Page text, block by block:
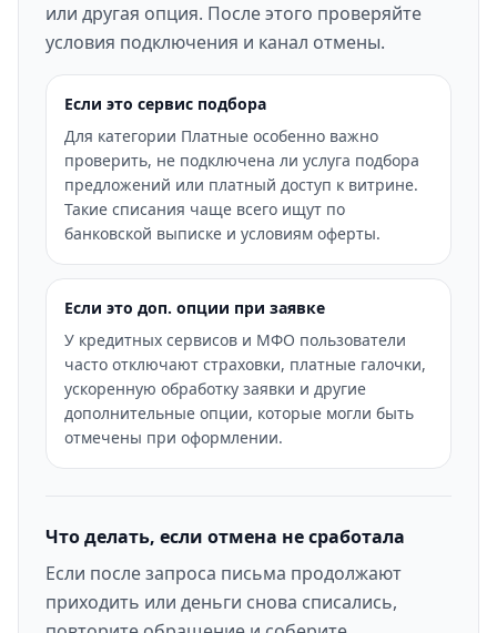
или другая опция. После этого проверяйте
условия подключения и канал отмены.
Если это сервис подбора
Для категории Платные особенно важно
проверить, не подключена ли услуга подбора
предложений или платный доступ к витрине.
Такие списания чаще всего ищут по
банковской выписке и условиям оферты.
Если это доп. опции при заявке
У кредитных сервисов и МФО пользователи
часто отключают страховки, платные галочки,
ускоренную обработку заявки и другие
дополнительные опции, которые могли быть
отмечены при оформлении.
Что делать, если отмена не сработала
Если после запроса письма продолжают
приходить или деньги снова списались,